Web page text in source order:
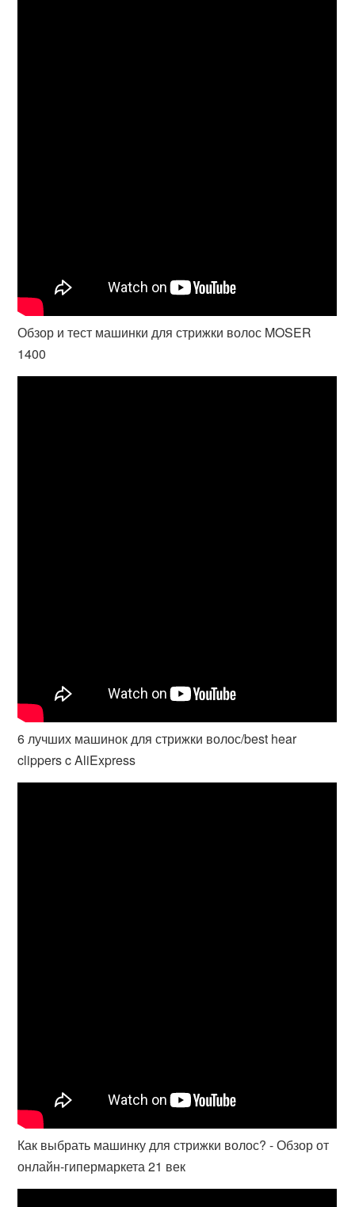
Обзор и тест машинки для стрижки волос MOSER
1400
6 лучших машинок для стрижки волос/best hear
clippers c AliExpress
Как выбрать машинку для стрижки волос? - Обзор от
онлайн-гипермаркета 21 век